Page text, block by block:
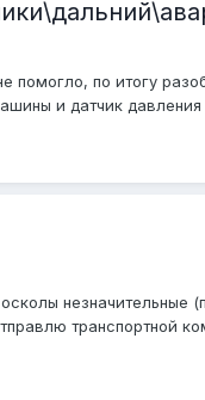
по итогу
и датчик
незначительные
транспортной